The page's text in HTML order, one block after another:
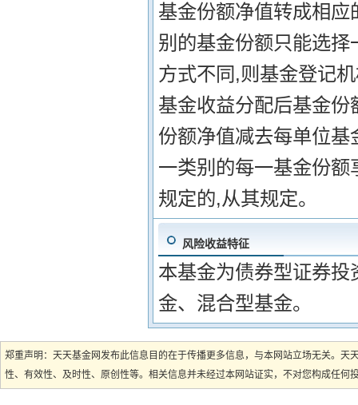
基金份额净值转成相
别的基金份额只能选
方式不同,则基金登记
基金收益分配后基金
份额净值减去每单位
一类别的每一基金份
规定的,从其规定。
风险收益特征
本基金为债券型证券
金、混合型基金。
郑重声明：天天基金网发布此信息目的在于传播更多信息，与本网站立场无关。
性、有效性、及时性、原创性等。相关信息并未经过本网站证实，不对您构成任